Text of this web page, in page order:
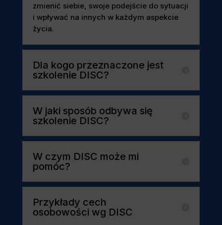
zmienić siebie, swoje podejście do sytuacji
i wpływać na innych w każdym aspekcie
życia.
Dla kogo przeznaczone jest
szkolenie DISC?
W jaki sposób odbywa się
szkolenie DISC?
W czym DISC może mi
pomóc?
Przykłady cech
osobowości wg DISC